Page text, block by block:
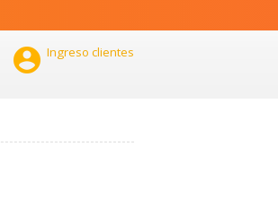
 Ingreso clientes